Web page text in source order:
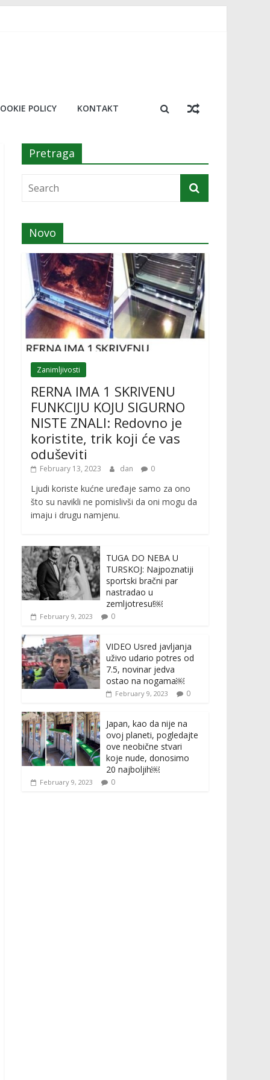
POLICY KONTAKT
Pretraga
Novo
Zanimljivosti
RERNA IMA 1 SKRIVENU
FUNKCIJU KOJU SIGURNO
NISTE ZNALI: Redovno je
koristite, trik koji će vas
oduševiti
February 13, 2023 dan 0
Ljudi koriste kućne uređaje samo za ono
što su navikli ne pomislivši da oni mogu da
imaju i drugu namjenu.
TUGA DO NEBA U
TURSKOJ: Najpoznatiji
sportski bračni par
nastradao u
zemljotresu!￼
February 9, 2023 0
VIDEO Usred javljanja
uživo udario potres od
7.5, novinar jedva
ostao na nogama￼
February 9, 2023 0
Japan, kao da nije na
ovoj planeti, pogledajte
ove neobične stvari
koje nude, donosimo
20 najboljih￼
February 9, 2023 0